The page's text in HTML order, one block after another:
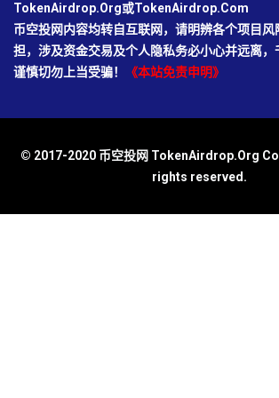
TokenAirdrop.Org或TokenAirdrop.Com
币空投网内容均转自互联网，请明辨各个项目风
担，涉及资金交易及个人隐私务必小心并远离，
谨慎切勿上当受骗！
《本站免责申明》
© 2017-2020 币空投网 TokenAirdrop.Org
rights reserved.